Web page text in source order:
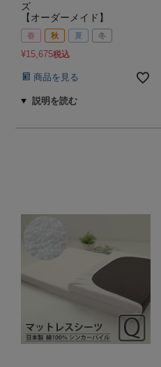
ズ
【オーダーメイド】
春 秋 夏 冬
¥15,675税込
商品を見る